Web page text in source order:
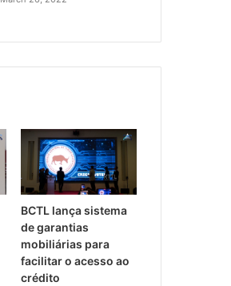
BCTL lança sistema
de garantias
mobiliárias para
facilitar o acesso ao
crédito